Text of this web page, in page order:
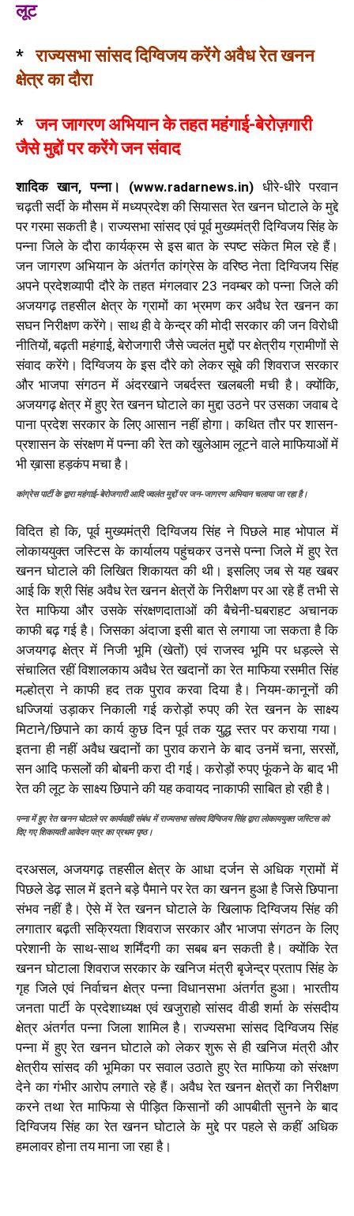
लूट
*राज्यसभा सांसद दिग्विजय करेंगे अवैध रेत खनन
क्षेत्र का दौरा
*जन जागरण अभियान के तहत महंगाई-बेरोज़गारी
जैसे मुद्दों पर करेंगे जन संवाद
शादिक खान, पन्ना। (www.radarnews.in) धीरे-धीरे परवान
चढ़ती सर्दी के मौसम में मध्यप्रदेश की सियासत रेत खनन घोटाले के मुद्दे
पर गरमा सकती है। राज्यसभा सांसद एवं पूर्व मुख्यमंत्री दिग्विजय सिंह के
पन्ना जिले के दौरा कार्यक्रम से इस बात के स्पष्ट संकेत मिल रहे हैं।
जन जागरण अभियान के अंतर्गत कांग्रेस के वरिष्ठ नेता दिग्विजय सिंह
अपने प्रदेशव्यापी दौरे के तहत मंगलवार 23 नवम्बर को पन्ना जिले की
अजयगढ़ तहसील क्षेत्र के ग्रामों का भ्रमण कर अवैध रेत खनन का
सघन निरीक्षण करेंगे। साथ ही वे केन्द्र की मोदी सरकार की जन विरोधी
नीतियों, बढ़ती महंगाई, बेरोजगारी जैसे ज्वलंत मुद्दों पर क्षेत्रीय ग्रामीणों से
संवाद करेंगे। दिग्विजय के इस दौरे को लेकर सूबे की शिवराज सरकार
और भाजपा संगठन में अंदरखाने जबर्दस्त खलबली मची है। क्योंकि,
अजयगढ़ क्षेत्र में हुए रेत खनन घोटाले का मुद्दा उठने पर उसका जवाब दे
पाना प्रदेश सरकार के लिए आसान नहीं होगा। कथित तौर पर शासन-
प्रशासन के संरक्षण में पन्ना की रेत को खुलेआम लूटने वाले माफियाओं में
भी ख़ासा हड़कंप मचा है।
कांग्रेस पार्टी के द्वारा महंगाई-बेरोजगारी आदि ज्वलंत मुद्दों पर जन-जागरण अभियान चलाया जा रहा है।
विदित हो कि, पूर्व मुख्यमंत्री दिग्विजय सिंह ने पिछले माह भोपाल में
लोकाययुक्त जस्टिस के कार्यालय पहुंचकर उनसे पन्ना जिले में हुए रेत
खनन घोटाले की लिखित शिकायत की थी। इसलिए जब से यह खबर
आई कि श्री सिंह अवैध रेत खनन क्षेत्रों के निरीक्षण पर आ रहे हैं तभी से
रेत माफिया और उसके संरक्षणदाताओं की बैचेनी-घबराहट अचानक
काफी बढ़ गई है। जिसका अंदाजा इसी बात से लगाया जा सकता है कि
अजयगढ़ क्षेत्र में निजी भूमि (खेतों) एवं राजस्व भूमि पर धड़ल्ले से
संचालित रहीं विशालकाय अवैध रेत खदानों का रेत माफिया रसमीत सिंह
मल्होत्रा ने काफी हद तक पुराव करवा दिया है। नियम-कानूनों की
धज्जियां उड़ाकर निकाली गई करोड़ों रुपए की रेत खनन के साक्ष्य
मिटाने/छिपाने का कार्य कुछ दिन पूर्व तक युद्ध स्तर पर कराया गया।
इतना ही नहीं अवैध खदानों का पुराव कराने के बाद उनमें चना, सरसों,
सन आदि फसलों की बोबनी करा दी गई। करोड़ों रुपए फूंकने के बाद भी
रेत की लूट के साक्ष्य छिपाने की यह कवायद नाकाफी साबित हो रही है।
पन्ना में हुए रेत खनन घोटाले पर कार्यवाही संबंध में राज्यसभा सांसद दिग्विजय सिंह द्वारा लोकाययुक्त जस्टिस को
दिए गए शिकायती आवेदन पत्र का प्रथम पृष्ठ।
दरअसल, अजयगढ़ तहसील क्षेत्र के आधा दर्जन से अधिक ग्रामों में
पिछले डेढ़ साल में इतने बड़े पैमाने पर रेत का खनन हुआ है जिसे छिपाना
संभव नहीं है। ऐसे में रेत खनन घोटाले के खिलाफ दिग्विजय सिंह की
लगातार बढ़ती सक्रियता शिवराज सरकार और भाजपा संगठन के लिए
परेशानी के साथ-साथ शर्मिंदगी का सबब बन सकती है। क्योंकि रेत
खनन घोटाला शिवराज सरकार के खनिज मंत्री बृजेन्द्र प्रताप सिंह के
गृह जिले एवं निर्वाचन क्षेत्र पन्ना विधानसभा अंतर्गत हुआ। भारतीय
जनता पार्टी के प्रदेशाध्यक्ष एवं खजुराहो सांसद वीडी शर्मा के संसदीय
क्षेत्र अंतर्गत पन्ना जिला शामिल है। राज्यसभा सांसद दिग्विजय सिंह
पन्ना में हुए रेत खनन घोटाले को लेकर शुरू से ही खनिज मंत्री और
क्षेत्रीय सांसद की भूमिका पर सवाल उठाते हुए रेत माफिया को संरक्षण
देने का गंभीर आरोप लगाते रहे हैं। अवैध रेत खनन क्षेत्रों का निरीक्षण
करने तथा रेत माफिया से पीड़ित किसानों की आपबीती सुनने के बाद
दिग्विजय सिंह का रेत खनन घोटाले के मुद्दे पर पहले से कहीं अधिक
हमलावर होना तय माना जा रहा है।